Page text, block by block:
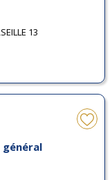
13
général